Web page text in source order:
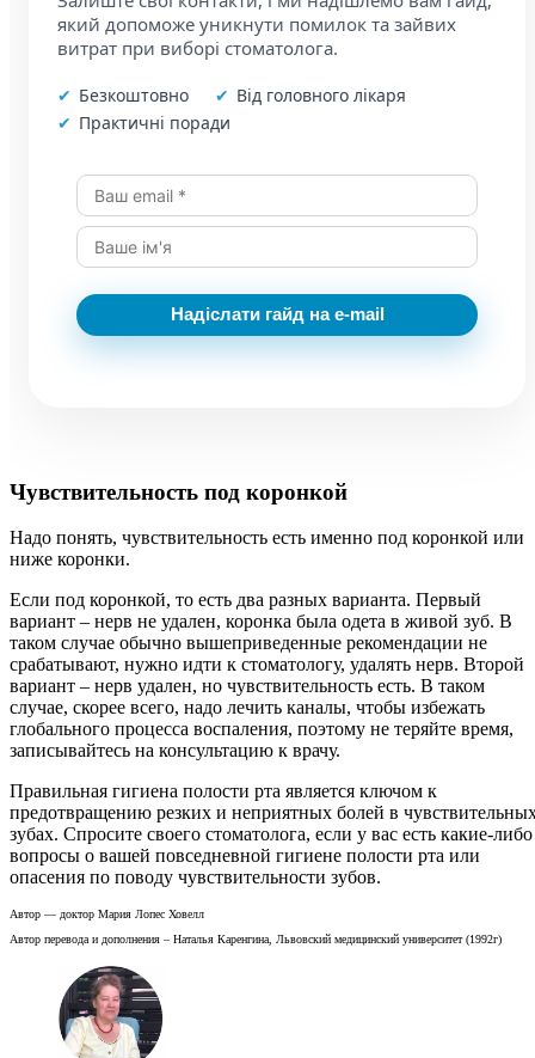
який допоможе уникнути помилок та зайвих
витрат при виборі стоматолога.
Безкоштовно
Від головного лікаря
Практичні поради
Надіслати гайд на e-mail
Чувствительность под коронкой
Надо понять, чувствительность есть именно под коронкой или
ниже коронки.
Если под коронкой, то есть два разных варианта. Первый
вариант – нерв не удален, коронка была одета в живой зуб. В
таком случае обычно вышеприведенные рекомендации не
срабатывают, нужно идти к стоматологу, удалять нерв. Второй
вариант – нерв удален, но чувствительность есть. В таком
случае, скорее всего, надо лечить каналы, чтобы избежать
глобального процесса воспаления, поэтому не теряйте время,
записывайтесь на консультацию к врачу.
Правильная гигиена полости рта является ключом к
предотвращению резких и неприятных болей в
зубах. Спросите своего стоматолога, если у вас есть какие-либо
вопросы о вашей повседневной гигиене полости рта или
опасения по поводу чувствительности зубов.
Автор — доктор Мария Лопес Ховелл
Автор перевода и дополнения – Наталья Каренгина, Львовский медицинский университет (1992г)